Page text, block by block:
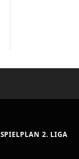
SPIELPLAN 2. LIGA